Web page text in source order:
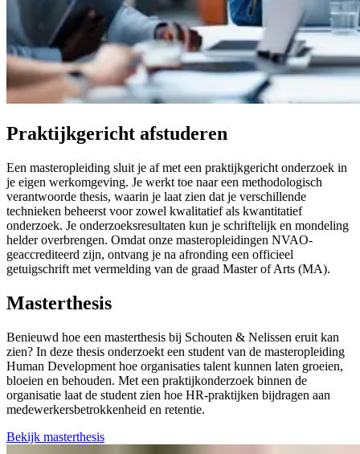
Praktijkgericht afstuderen
Een masteropleiding sluit je af met een praktijkgericht onderzoek in
je eigen werkomgeving. Je werkt toe naar een methodologisch
verantwoorde thesis, waarin je laat zien dat je verschillende
technieken beheerst voor zowel kwalitatief als kwantitatief
onderzoek. Je onderzoeksresultaten kun je schriftelijk en mondeling
helder overbrengen. Omdat onze masteropleidingen NVAO-
geaccrediteerd zijn, ontvang je na afronding een officieel
getuigschrift met vermelding van de graad Master of Arts (MA).
Masterthesis
Benieuwd hoe een masterthesis bij Schouten & Nelissen eruit kan
zien? In deze thesis onderzoekt een student van de masteropleiding
Human Development hoe organisaties talent kunnen laten groeien,
bloeien en behouden. Met een praktijkonderzoek binnen de
organisatie laat de student zien hoe HR-praktijken bijdragen aan
medewerkersbetrokkenheid en retentie.
Bekijk masterthesis